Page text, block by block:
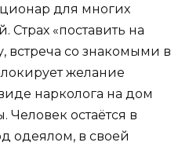
для многих
Страх «поставить на
встреча со знакомыми в
желание
нарколога на дом
Человек остаётся в
одеялом, в своей